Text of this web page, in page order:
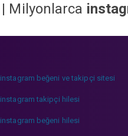
| Milyonlarca
instagram beğeni ve takipçi sitesi
instagram takipçi hilesi
instagram beğeni hilesi